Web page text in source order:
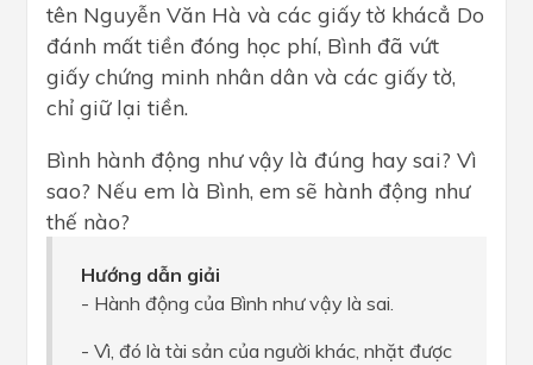
tên Nguyễn Văn Hà và các giấy tờ khácẳ Do
đánh mất tiền đóng học phí, Bình đã vứt
giấy chứng minh nhân dân và các giấy tờ,
chỉ giữ lại tiền.
Bình hành động như vậy là đúng hay sai? Vì
sao? Nếu em là Bình, em sẽ hành động như
thế nào?
Hướng dẫn giải
- Hành động của Bình như vậy là sai.
- Vì, đó là tài sản của người khác, nhặt được